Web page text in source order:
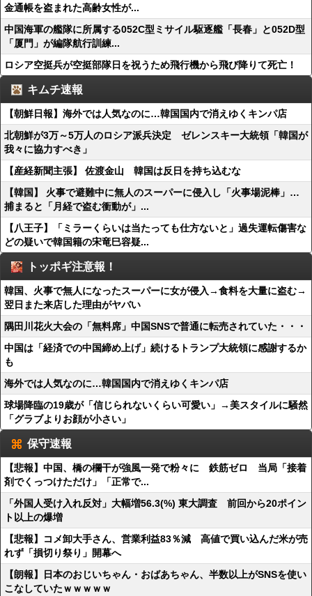
金通帳を盗まれた高齢女性が...
中国海軍の艦隊に所属する052C型ミサイル駆逐艦「長春」と052D型
「厦門」が編隊航行訓練...
ロシア空挺兵が空挺部隊日を祝うため飛行機から飛び降りて死亡！
キムチ速報
【朝鮮日報】海外では人気なのに…韓国国内で消えゆくキンパ店
北朝鮮が3万～5万人のロシア派兵決定 ゼレンスキー大統領「韓国が
我々に協力すべき」
【産経新聞主張】 佐渡金山 韓国は反日を持ち込むな
【韓国】 火事で避難中に無人のスーパーに侵入し「火事場泥棒」…
捕まると「月経で盗む衝動が」...
【八王子】「ミラーくらいは当たっても仕方ないと」過失運転傷害な
どの疑いで韓国籍の宋竜巳容疑...
トッポギ注意報！
韓国、火事で無人になったスーパーに女が侵入→食料を大量に盗む→
翌日また来店した理由がヤバい
隅田川花火大会の「無料席」中国SNSで普通に転売されていた・・・
中国は「経済での中国締め上げ」続けるトランプ大統領に感謝するか
も
海外では人気なのに…韓国国内で消えゆくキンパ店
球場降臨の19歳が「信じられないくらい可愛い」→美スタイルに騒然
「グラブよりお顔が小さい」
保守速報
【悲報】中国、橋の欄干が強風一発で粉々に 鉄筋ゼロ 当局「接着
剤でくっつけただけ」「正常で...
「外国人受け入れ反対」大幅増56.3(%) 東大調査 前回から20ポイン
ト以上の爆増
【悲報】コメ卸大手さん、営業利益83％減 高値で買い込んだ米が売
れず「損切り祭り」開幕へ
【朗報】日本のおじいちゃん・おばあちゃん、半数以上がSNSを使い
こなしていたｗｗｗｗｗ